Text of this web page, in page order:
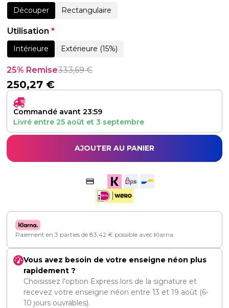
Découper Rectangulaire
Utilisation *
Intérieure Extérieure (15%)
25% Remise333,69€
250,27 €
Commandé avant 23:59
Livré entre 25 août et 3 septembre
AJOUTER AU PANIER
Paiement en 3 parties de 83,42 € possible avec Klarna.
Vous avez besoin de votre enseigne néon plus
rapidement ?
Choisissez l'option Express lors de la signature et
recevez votre enseigne néon entre 13 et 19 août (6-
10 jours ouvrables).